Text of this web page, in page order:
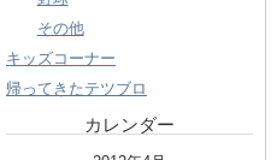
その他
キッズコーナー
帰ってきたテツブロ
カレンダー